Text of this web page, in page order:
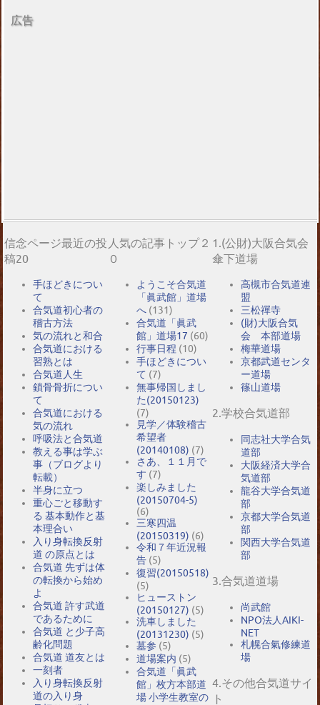
広告
信念ページ最近の投
稿20
手ほどきについ
て
合気道初心者の
稽古方法
気の流れと和合
合気道における
習熟とは
合気道人生
鎖骨骨折につい
て
合気道における
気の流れ
呼吸法と合気道
教える事は学ぶ
事（ブログより
転載）
半身に立つ
重心ごと移動す
る 基本動作と基
本理合い
入り身転換反射
道 の原点とは
合気道 先ずは体
の転換から始め
よ
合気道 許す武道
であるために
合気道 と少子高
齢化問題
合気道 道友とは
一刻者
入り身転換反射
道の入り身
人気の記事トップ２
０
ようこそ合気道
「眞武館」道場
へ (131)
合気道「眞武
館」道場17 (60)
行事日程 (10)
手ほどきについ
て (7)
無事帰国しまし
た(20150123)
(7)
見学／体験稽古
希望者
(20140108) (7)
さあ、１１月で
す (7)
楽しみました
(20150704-5)
(6)
三寒四温
(20150319) (6)
令和７年近況報
告 (5)
復習(20150518)
(5)
ヒューストン
(20150127) (5)
洗車しました
(20131230) (5)
墓参 (5)
道場案内 (5)
合気道「眞武
館」枚方本部道
場 小学生教室の
1.(公財)大阪合気会
傘下道場
高槻市合気道連
盟
三松禪寺
(財)大阪合気
会 本部道場
梅華道場
京都武道センタ
ー道場
篠山道場
2.学校合気道部
同志社大学合気
道部
大阪経済大学合
気道部
龍谷大学合気道
部
京都大学合気道
部
関西大学合気道
部
3.合気道道場
尚武館
NPO法人AIKI-
NET
札幌合氣修練道
場
4.その他合気道サイ
ト